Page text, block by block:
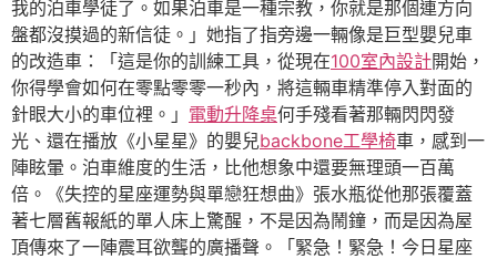
我的泊車學徒了。如果泊車是一種宗教，你就是那個連方向
盤都沒摸過的新信徒。」她指了指旁邊一輛像是巨型嬰兒車
的改造車：「這是你的訓練工具，從現在100室內設計開始，
你得學會如何在零點零零一秒內，將這輛車精準停入對面的
針眼大小的車位裡。」 電動升降桌何手殘看著那輛閃閃發
光、還在播放《小星星》的嬰兒backbone工學椅車，感到一
陣眩暈。泊車維度的生活，比他想象中還要無理頭一百萬
倍。《失控的星座運勢與單戀狂想曲》張水瓶從他那張覆蓋
著七層舊報紙的單人床上驚醒，不是因為鬧鐘，而是因為屋
頂傳來了一陣震耳欲聾的廣播聲。「緊急！緊急！今日星座